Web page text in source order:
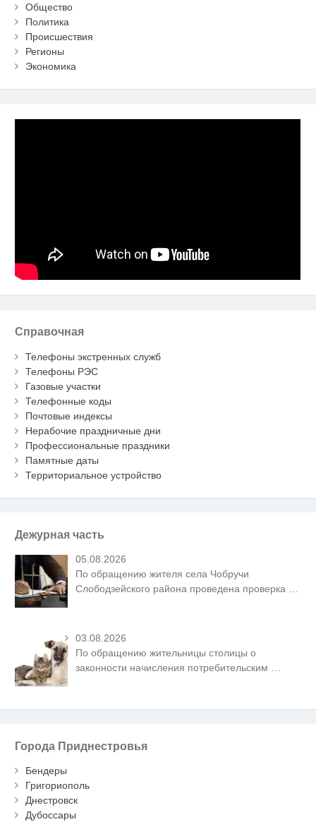
Общество
Политика
Происшествия
Регионы
Экономика
Справочная
Телефоны экстренных служб
Телефоны РЭС
Газовые участки
Телефонные коды
Почтовые индексы
Нерабочие праздничные дни
Профессиональные праздники
Памятные даты
Территориальное устройство
Дежурная часть
05.08.2026
По обращению жителя села Чобручи
Слободзейского района проведена проверка
03.08.2026
По обращению жительницы столицы о
законности начисления потребительским
Города Приднестровья
Бендеры
Григориополь
Днестровск
Дубоссары